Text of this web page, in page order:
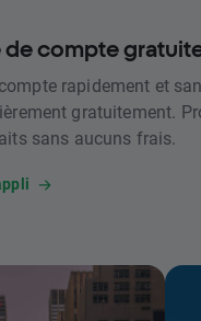
de compte
rapidement et
gratuitement.
sans aucuns frais.